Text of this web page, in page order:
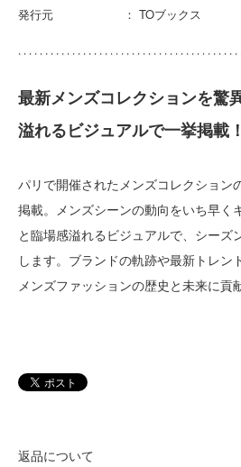
発行元 ： TOブックス
最新メンズコレクションを驚
溢れるビジュアルで一挙掲載！
パリで開催されたメンズコレクション
掲載。メンズシーンの動向をいち早く
と臨場感溢れるビジュアルで、シーズ
します。ブランドの軌跡や最新トレン
メンズファッションの歴史と未来に貢
返品について